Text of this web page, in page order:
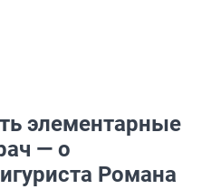
элементарные
— о
Романа